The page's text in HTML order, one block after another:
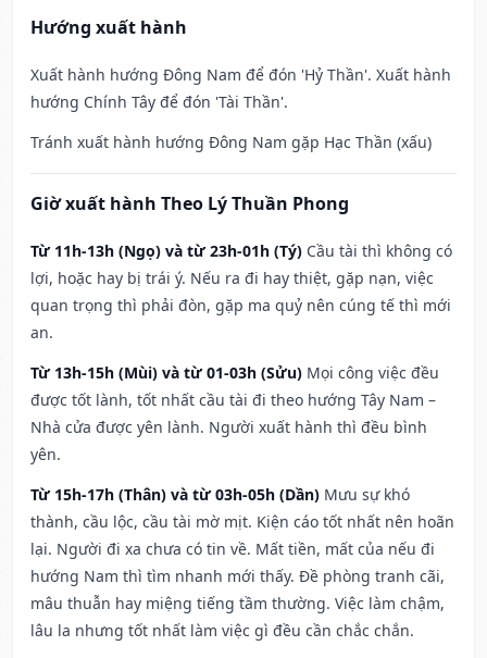
Hướng xuất hành
Xuất hành hướng Đông Nam để đón 'Hỷ Thần'. Xuất hành
hướng Chính Tây để đón 'Tài Thần'.
Tránh xuất hành hướng Đông Nam gặp Hạc Thần (xấu)
Giờ xuất hành Theo Lý Thuần Phong
Từ 11h-13h (Ngọ) và từ 23h-01h (Tý) Cầu tài thì không có
lợi, hoặc hay bị trái ý. Nếu ra đi hay thiệt, gặp nạn, việc
quan trọng thì phải đòn, gặp ma quỷ nên cúng tế thì mới
an.
Từ 13h-15h (Mùi) và từ 01-03h (Sửu) Mọi công việc đều
được tốt lành, tốt nhất cầu tài đi theo hướng Tây Nam –
Nhà cửa được yên lành. Người xuất hành thì đều bình
yên.
Từ 15h-17h (Thân) và từ 03h-05h (Dần) Mưu sự khó
thành, cầu lộc, cầu tài mờ mịt. Kiện cáo tốt nhất nên hoãn
lại. Người đi xa chưa có tin về. Mất tiền, mất của nếu đi
hướng Nam thì tìm nhanh mới thấy. Đề phòng tranh cãi,
mâu thuẫn hay miệng tiếng tầm thường. Việc làm chậm,
lâu la nhưng tốt nhất làm việc gì đều cần chắc chắn.